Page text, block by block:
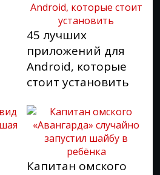
45 лучших
приложений для
Android, которые
стоит установить
Капитан омского